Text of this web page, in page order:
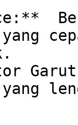
yang